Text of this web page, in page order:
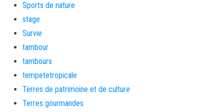
Sports de nature
stage
Survie
tambour
tambours
tempetetropicale
Terres de patrimoine et de culture
Terres gourmandes